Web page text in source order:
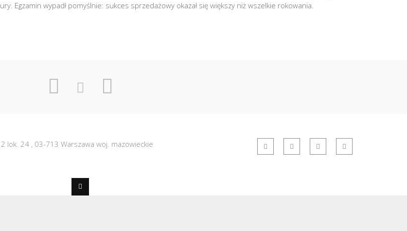
Egzamin wypadł pomyślnie: sukces sprzedażowy okazał się większy niż wszelkie rokowania.
lok. 24 , 03-713 Warszawa woj. mazowieckie